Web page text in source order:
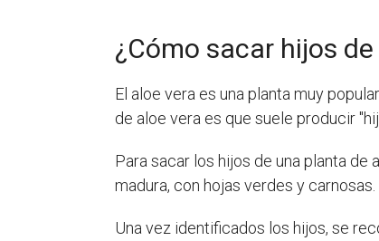
¿Cómo sacar hijos
El aloe vera es una planta muy
de aloe vera es que suele producir
Para sacar los hijos de una planta de
madura, con hojas verdes y
Una vez identificados los hijos, se